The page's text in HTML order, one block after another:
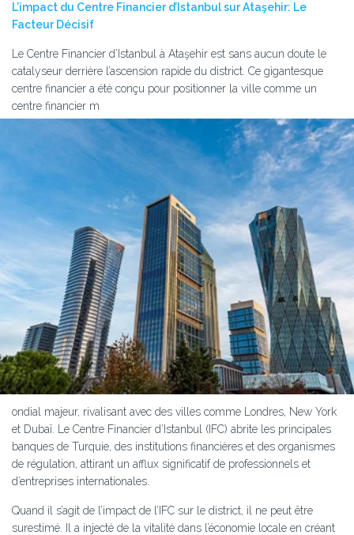
L’impact du Centre Financier d’Istanbul sur Ataşehir: Le
Facteur Décisif
Le Centre Financier d’Istanbul à Ataşehir est sans aucun doute le
catalyseur derrière l’ascension rapide du district. Ce gigantesque
centre financier a été conçu pour positionner la ville comme un
centre financier m
ondial majeur, rivalisant avec des villes comme Londres, New York
et Dubaï. Le Centre Financier d’Istanbul (IFC) abrite les principales
banques de Turquie, des institutions financières et des organismes
de régulation, attirant un afflux significatif de professionnels et
d’entreprises internationales.
Quand il s’agit de l’impact de l’IFC sur le district, il ne peut être
surestimé. Il a injecté de la vitalité dans l’économie locale en créant